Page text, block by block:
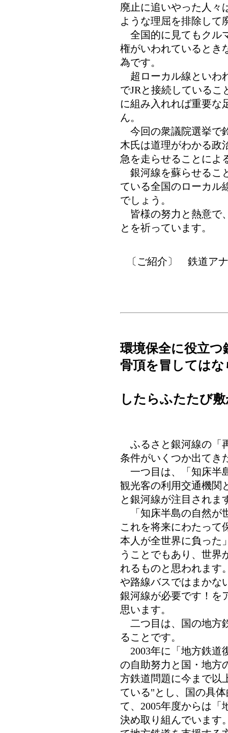
廃止に追いやった人々
ような理屈を排除して
全国的に見てもクル
権がいわれているとき
為です。
超ローカル線といわ
でJRと接続しているこ
に組み入れれば重要な
ん。
今回の衆議院選挙で
木氏は道理がわかる政
急を走らせることによ
銀河線を蘇らせるこ
ている全国のローカル
でしょう。
皆様の努力と熱意で
とを祈っています。
〔ご紹介〕 鉄道ア
環境保全に役立
骨頂を冒してはな
したらふたたび
ふるさと銀河線の「
条件がいくつか出てき
一つ目は、「知床半
観光客の利用交通機関
と銀河線が注目されま
「知床半島の自然が
これを将来にわたって
本人が全世界に負った
うことでもあり、世界
れるものと思われます
や路線バスではまかな
銀河線が必要です！を
思います。
二つ目は、国の地方
ることです。
2003年に「地方鉄道
の自助努力と国・地方
方鉄道問題に今まで以
ている"とし、国の具
て、2005年度からは「
決め取り組んでいます